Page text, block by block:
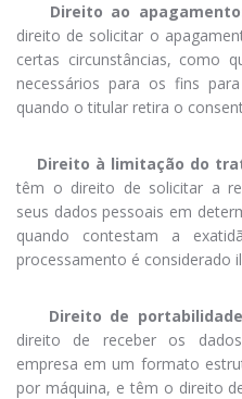
Direito ao
direito de solicitar o
certas circunstâncias, como
necessários para os fins
quando o titular retira o
Direito à limitação do
têm o direito de solicitar a
seus dados pessoais em
quando contestam a
processamento é considerado
Direito de
direito de receber os
empresa em um formato
por máquina, e têm o direito